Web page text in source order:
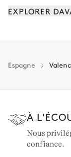
EXPLORER
Catalogne: 6
Espagne
À
Nous
confiance.